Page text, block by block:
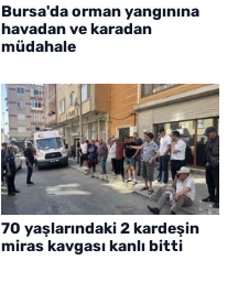
Bursa'da orman yangınına
havadan ve karadan
müdahale
70 yaşlarındaki 2 kardeşin
miras kavgası kanlı bitti